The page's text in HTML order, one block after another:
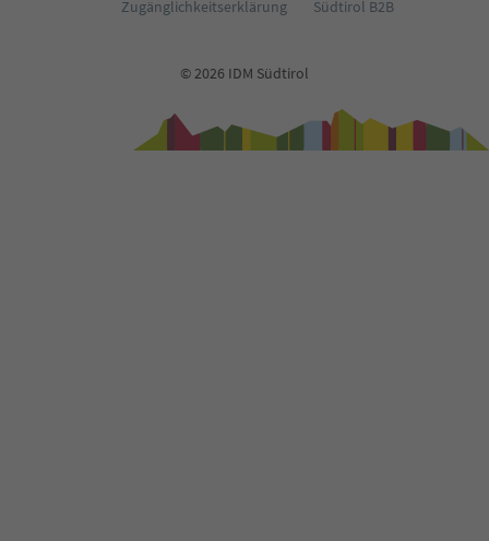
Zugänglichkeitserklärung
Südtirol B2B
© 2026 IDM Südtirol